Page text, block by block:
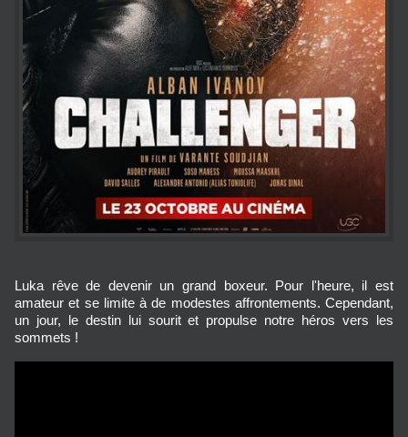
Luka rêve de devenir un grand boxeur. Pour l'heure, il est
amateur et se limite à de modestes affrontements. Cependant,
un jour, le destin lui sourit et propulse notre héros vers les
sommets !